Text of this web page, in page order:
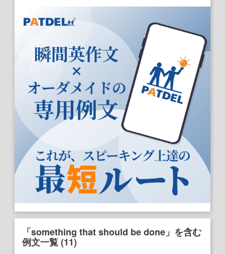
「something that should be done」を含む
例文一覧 (11)